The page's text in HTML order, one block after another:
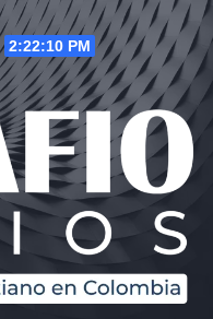
2:22:10 PM